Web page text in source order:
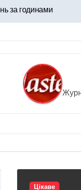
за годинами
Цікаве